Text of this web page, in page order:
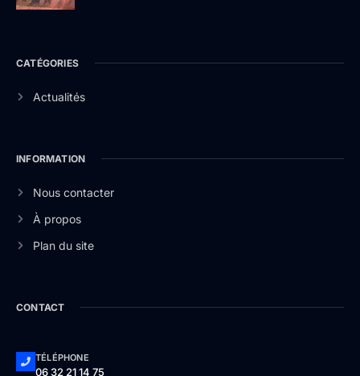
CATÉGORIES
Actualités
INFORMATION
Nous contacter
À propos
Plan du site
CONTACT
TÉLÉPHONE
06 32 21 14 75